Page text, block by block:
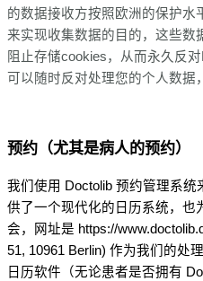
的数据接收方按照欧洲的保护水
来实现收集数据的目的，这些数
阻止存储cookies，从而永久反
可以随时反对处理您的个人数据
预约（尤其是病人的预约）
我们使用 Doctolib 预约管理系
供了一个现代化的日历系统，也
会，网址是 https://
51, 10961 Berlin) 作为我们的处
日历软件（无论患者是否拥有